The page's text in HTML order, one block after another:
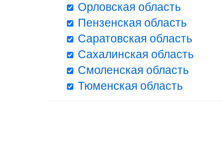
Орловская область
Пензенская область
Саратовская область
Сахалинская область
Смоленская область
Тюменская область